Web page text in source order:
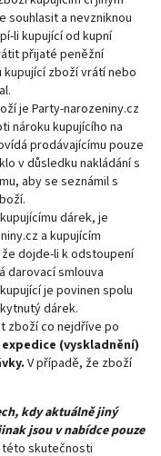
souhlasit a nevzniknou
li kupující od kupní
přijaté peněžní
zboží vrátí nebo
je Party-narozeniny.cz
nároku kupujícího na
prodávajícímu pouze
v důsledku nakládání s
aby se seznámil s
dárek, je
a kupujícím
dojde-li k odstoupení
darovací smlouva
je povinen spolu
dárek.
zboží co nejdříve po
expedice (vyskladnění)
V případě, že zboží
kdy aktuálně jiný
jsou v nabídce pouze
této skutečnosti